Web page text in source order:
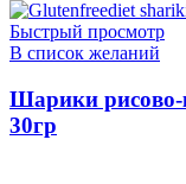
Быстрый просмотр
В список желаний
Шарики рисово-
30гр